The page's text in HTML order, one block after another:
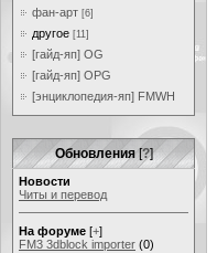
фан-арт [6]
другое [11]
[гайд-яп] OG
[гайд-яп] OPG
[энциклопедия-яп] FMWH
Обновления [?]
Новости
Читы и перевод
На форуме [+]
FM3 3dblock importer (0)